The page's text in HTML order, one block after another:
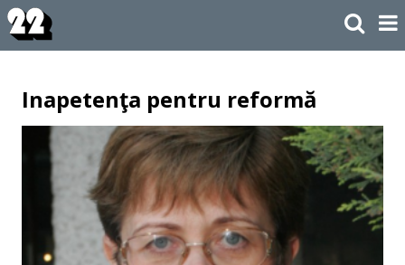
Inapetenţa pentru reformă